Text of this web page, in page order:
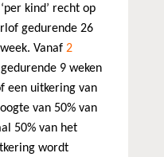
kind’ recht op
gedurende 26
Vanaf 2
9 weken
een uitkering van
van 50% van
50% van het
wordt